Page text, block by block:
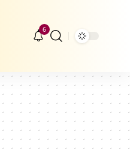
6